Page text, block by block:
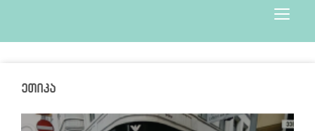
Toggle
ეთიკა